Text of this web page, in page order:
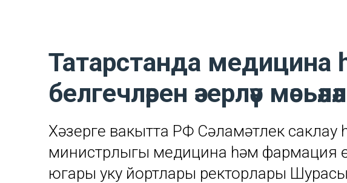
Татарстанда медицина
белгечләрен әзерләү
Хәзерге вакытта РФ Сәламәтлек саклау
министрлыгы медицина һәм фармация
югары уку йортлары ректорлары